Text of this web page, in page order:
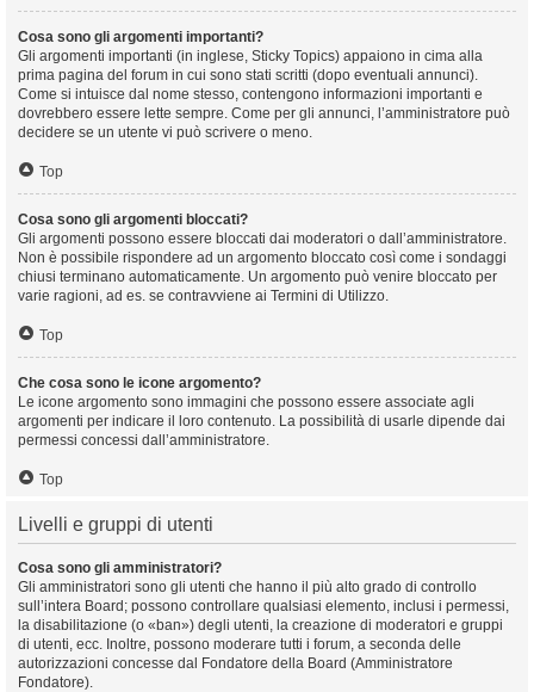
Cosa sono gli argomenti importanti?
Gli argomenti importanti (in inglese, Sticky Topics) appaiono in cima alla
prima pagina del forum in cui sono stati scritti (dopo eventuali annunci).
Come si intuisce dal nome stesso, contengono informazioni importanti e
dovrebbero essere lette sempre. Come per gli annunci, l’amministratore può
decidere se un utente vi può scrivere o meno.
Top
Cosa sono gli argomenti bloccati?
Gli argomenti possono essere bloccati dai moderatori o dall’amministratore.
Non è possibile rispondere ad un argomento bloccato così come i sondaggi
chiusi terminano automaticamente. Un argomento può venire bloccato per
varie ragioni, ad es. se contravviene ai Termini di Utilizzo.
Top
Che cosa sono le icone argomento?
Le icone argomento sono immagini che possono essere associate agli
argomenti per indicare il loro contenuto. La possibilità di usarle dipende dai
permessi concessi dall’amministratore.
Top
Livelli e gruppi di utenti
Cosa sono gli amministratori?
Gli amministratori sono gli utenti che hanno il più alto grado di controllo
sull’intera Board; possono controllare qualsiasi elemento, inclusi i permessi,
la disabilitazione (o «ban») degli utenti, la creazione di moderatori e gruppi
di utenti, ecc. Inoltre, possono moderare tutti i forum, a seconda delle
autorizzazioni concesse dal Fondatore della Board (Amministratore
Fondatore).